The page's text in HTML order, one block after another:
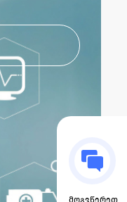
მოგვწერეთ